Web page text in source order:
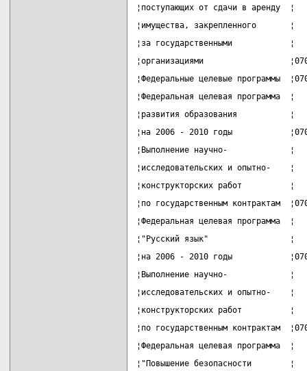
¦поступающих от сдачи в
¦имущества, закрепленного
¦за государственными
¦организациями
¦Федеральные целевые программы
¦Федеральная целевая
¦развития образования
¦на 2006 - 2010 годы
¦Выполнение научно-
¦исследовательских и
¦конструкторских работ
¦по государственным контрактам
¦Федеральная целевая
¦"Русский язык"
¦на 2006 - 2010 годы
¦Выполнение научно-
¦исследовательских и
¦конструкторских работ
¦по государственным контрактам
¦Федеральная целевая
¦"Повышение безопасности